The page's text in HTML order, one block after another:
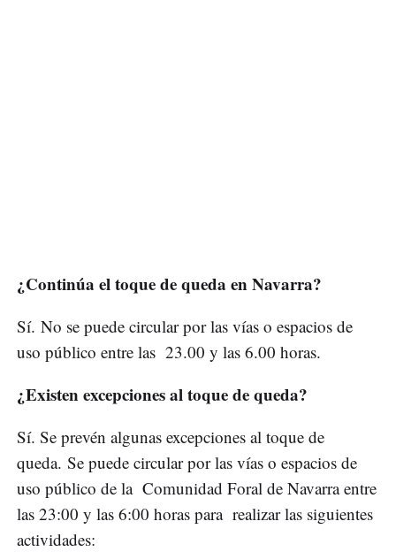
¿Continúa el toque de queda en Navarra?
Sí. No se puede circular por las vías o espacios de
uso público entre las 23.00 y las 6.00 horas.
¿Existen excepciones al toque de queda?
Sí. Se prevén algunas excepciones al toque de
queda. Se puede circular por las vías o espacios de
uso público de la Comunidad Foral de Navarra entre
las 23:00 y las 6:00 horas para realizar las siguientes
actividades: